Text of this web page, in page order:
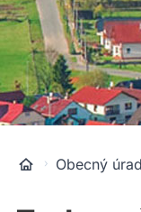
Obecný úrad